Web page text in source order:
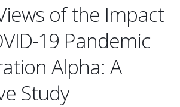
of the Impact
19 Pandemic
Alpha: A
Study